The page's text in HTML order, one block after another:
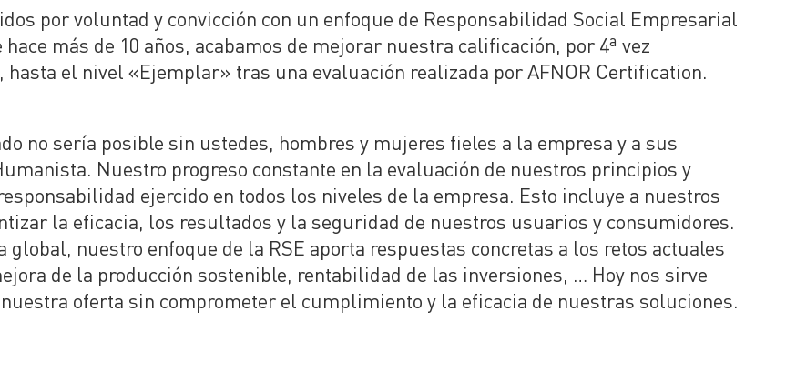
por voluntad y convicción con un enfoque de Responsabilidad Social Empresarial
hace más de 10 años, acabamos de mejorar nuestra calificación, por 4ª vez
hasta el nivel «Ejemplar» tras una evaluación realizada por AFNOR Certification.
no sería posible sin ustedes, hombres y mujeres fieles a la empresa y a sus
Nuestro progreso constante en la evaluación de nuestros principios y
ejercido en todos los niveles de la empresa. Esto incluye a nuestros
la eficacia, los resultados y la seguridad de nuestros usuarios y consumidores.
global, nuestro enfoque de la RSE aporta respuestas concretas a los retos actuales
de la producción sostenible, rentabilidad de las inversiones, … Hoy nos sirve
oferta sin comprometer el cumplimiento y la eficacia de nuestras soluciones.